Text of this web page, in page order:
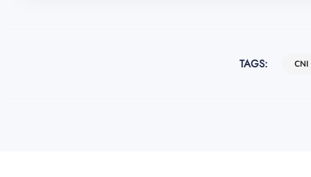
TAGS: CNI